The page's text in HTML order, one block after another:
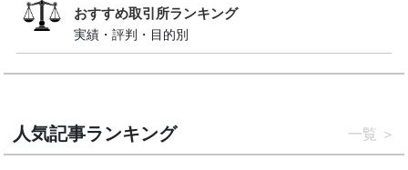
おすすめ取引所ランキング
実績・評判・目的別
人気記事ランキング 一覧